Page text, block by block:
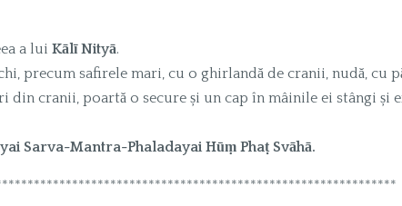
a lui Kālī Nityā.
precum safirele mari, cu o ghirlandă de cranii, nudă,
din cranii, poartă o secure și un cap în mâinile ei stângi
Sarva-Mantra-Phaladayai Hūṃ Phaṭ Svāhā.